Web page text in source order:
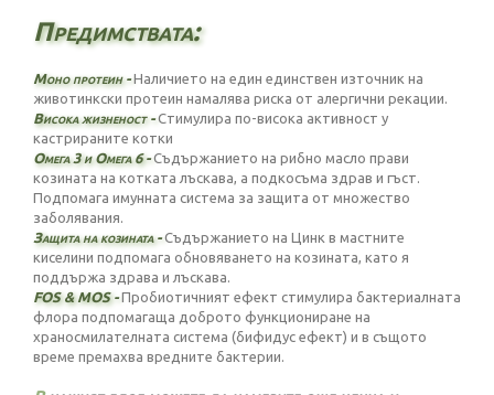
Предимствата:
Моно протеин -Наличието на един единствен източник на
животинкски протеин намалява риска от алергични рекации.
Висока жизненост -Стимулира по-висока активност у
кастрираните котки
Омега 3 и Омега 6 -Съдържанието на рибно масло прави
козината на котката лъскава, а подкосъма здрав и гъст.
Подпомага имунната система за защита от множество
заболявания.
Защита на козината -Съдържанието на Цинк в мастните
киселини подпомага обновяването на козината, като я
поддържа здрава и лъскава.
FOS & MOS -Прoбиотичният ефект стимулира бактериалната
флора подпомагаща доброто функциониране на
храносмилателната система (бифидус ефект) и в същото
време премахва вредните бактерии.